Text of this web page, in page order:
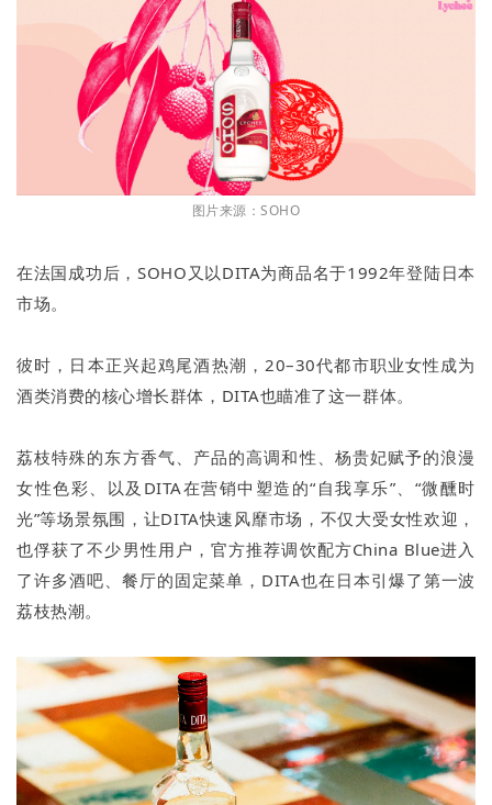
图片来源：SOHO
在法国成功后，SOHO又以DITA为商品名于1992年登陆日本
市场。
彼时，日本正兴起鸡尾酒热潮，20–30代都市职业女性成为
酒类消费的核心增长群体，DITA也瞄准了这一群体。
荔枝特殊的东方香气、产品的高调和性、杨贵妃赋予的浪漫
女性色彩、以及DITA在营销中塑造的“自我享乐”、“微醺时
光”等场景氛围，让DITA快速风靡市场，不仅大受女性欢迎，
也俘获了不少男性用户，官方推荐调饮配方China Blue进入
了许多酒吧、餐厅的固定菜单，DITA也在日本引爆了第一波
荔枝热潮。